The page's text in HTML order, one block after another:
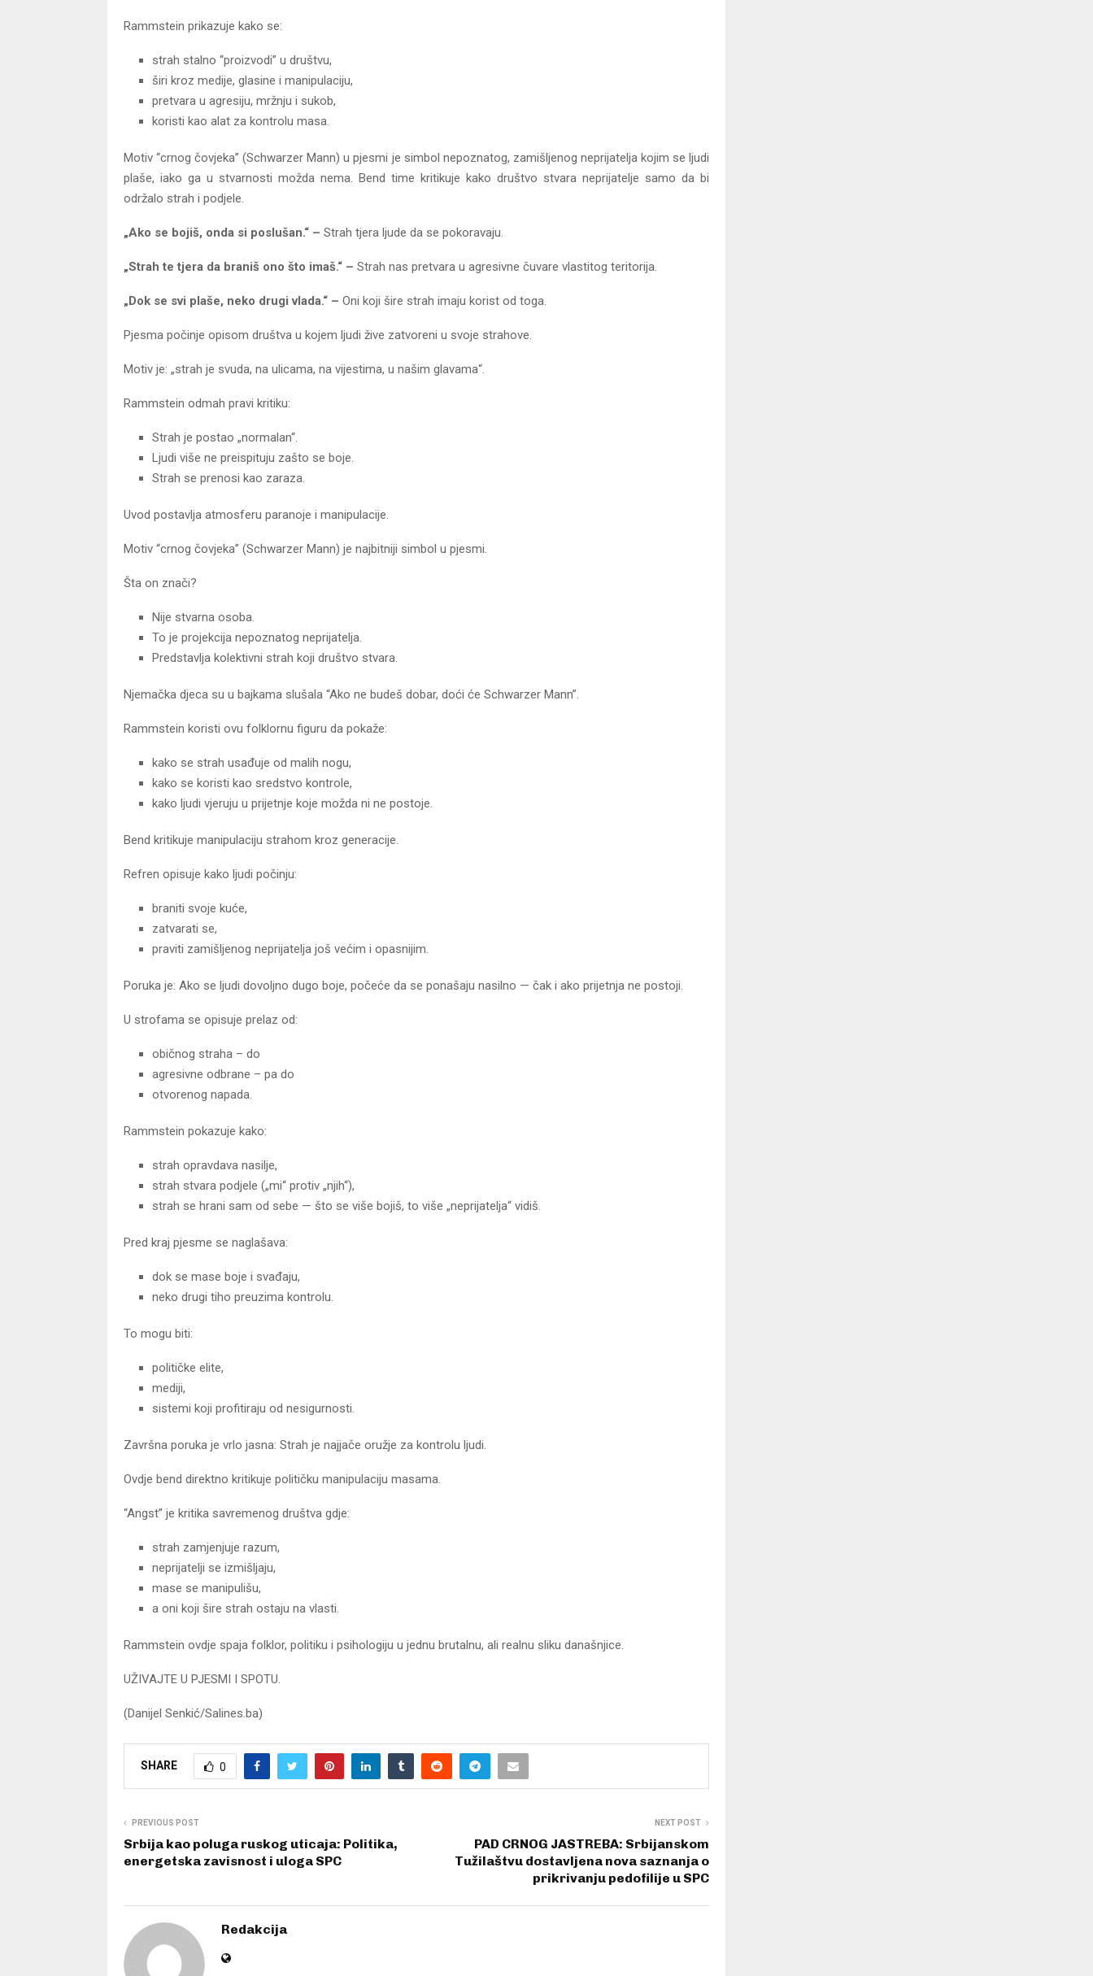
Rammstein prikazuje kako se:
strah stalno “proizvodi” u društvu,
širi kroz medije, glasine i manipulaciju,
pretvara u agresiju, mržnju i sukob,
koristi kao alat za kontrolu masa.
Motiv “crnog čovjeka” (Schwarzer Mann) u pjesmi je simbol nepoznatog, zamišljenog neprijatelja kojim se ljudi
plaše, iako ga u stvarnosti možda nema. Bend time kritikuje kako društvo stvara neprijatelje samo da bi
održalo strah i podjele.
„Ako se bojiš, onda si poslušan.“ – Strah tjera ljude da se pokoravaju.
„Strah te tjera da braniš ono što imaš.“ – Strah nas pretvara u agresivne čuvare vlastitog teritorija.
„Dok se svi plaše, neko drugi vlada.“ – Oni koji šire strah imaju korist od toga.
Pjesma počinje opisom društva u kojem ljudi žive zatvoreni u svoje strahove.
Motiv je: „strah je svuda, na ulicama, na vijestima, u našim glavama“.
Rammstein odmah pravi kritiku:
Strah je postao „normalan“.
Ljudi više ne preispituju zašto se boje.
Strah se prenosi kao zaraza.
Uvod postavlja atmosferu paranoje i manipulacije.
Motiv “crnog čovjeka” (Schwarzer Mann) je najbitniji simbol u pjesmi.
Šta on znači?
Nije stvarna osoba.
To je projekcija nepoznatog neprijatelja.
Predstavlja kolektivni strah koji društvo stvara.
Njemačka djeca su u bajkama slušala “Ako ne budeš dobar, doći će Schwarzer Mann”.
Rammstein koristi ovu folklornu figuru da pokaže:
kako se strah usađuje od malih nogu,
kako se koristi kao sredstvo kontrole,
kako ljudi vjeruju u prijetnje koje možda ni ne postoje.
Bend kritikuje manipulaciju strahom kroz generacije.
Refren opisuje kako ljudi počinju:
braniti svoje kuće,
zatvarati se,
praviti zamišljenog neprijatelja još većim i opasnijim.
Poruka je: Ako se ljudi dovoljno dugo boje, počeće da se ponašaju nasilno — čak i ako prijetnja ne postoji.
U strofama se opisuje prelaz od:
običnog straha – do
agresivne odbrane – pa do
otvorenog napada.
Rammstein pokazuje kako:
strah opravdava nasilje,
strah stvara podjele („mi“ protiv „njih“),
strah se hrani sam od sebe — što se više bojiš, to više „neprijatelja“ vidiš.
Pred kraj pjesme se naglašava:
dok se mase boje i svađaju,
neko drugi tiho preuzima kontrolu.
To mogu biti:
političke elite,
mediji,
sistemi koji profitiraju od nesigurnosti.
Završna poruka je vrlo jasna: Strah je najjače oružje za kontrolu ljudi.
Ovdje bend direktno kritikuje političku manipulaciju masama.
“Angst” je kritika savremenog društva gdje:
strah zamjenjuje razum,
neprijatelji se izmišljaju,
mase se manipulišu,
a oni koji šire strah ostaju na vlasti.
Rammstein ovdje spaja folklor, politiku i psihologiju u jednu brutalnu, ali realnu sliku današnjice.
UŽIVAJTE U PJESMI I SPOTU.
(Danijel Senkić/Salines.ba)
SHARE 0
PREVIOUS POST
Srbija kao poluga ruskog uticaja: Politika,
energetska zavisnost i uloga SPC
NEXT POST
PAD CRNOG JASTREBA: Srbijanskom
Tužilaštvu dostavljena nova saznanja o
prikrivanju pedofilije u SPC
Redakcija